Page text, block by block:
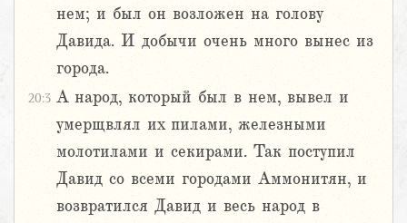
нем; и был он возложен на голову
Давида. И добычи очень много вынес из
города.
20:3 А народ, который был в нем, вывел и
умерщвлял их пилами, железными
молотилами и секирами. Так поступил
Давид со всеми городами Аммонитян, и
возвратился Давид и весь народ в